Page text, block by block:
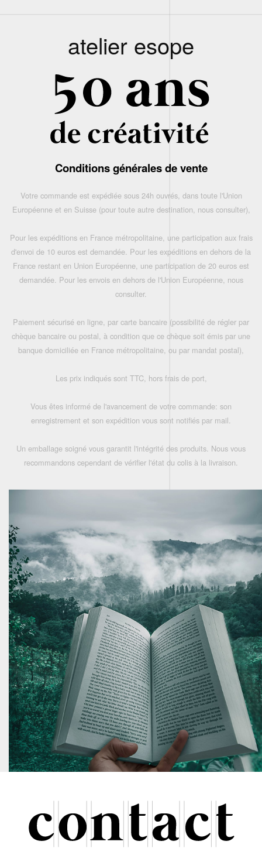
atelier esope
Conditions générales de vente
Votre commande est expédiée sous 24h ouvrés, dans toute l'Union
Européenne et en Suisse (pour toute autre destination, nous consulter),
Pour les expéditions en France métropolitaine, une participation aux frais
d'envoi de 10 euros est demandée. Pour les expéditions en dehors de la
France restant en Union Européenne, une participation de 20 euros est
demandée. Pour les envois en dehors de l'Union Européenne, nous
consulter.
Paiement sécurisé en ligne, par carte bancaire (possibilité de régler par
chèque bancaire ou postal, à condition que ce chèque soit émis par une
banque domiciliée en France métropolitaine, ou par mandat postal),
Les prix indiqués sont TTC, hors frais de port,
Vous êtes informé de l'avancement de votre commande: son
enregistrement et son expédition vous sont notifiés par mail.
Un emballage soigné vous garantit l'intégrité des produits. Nous vous
recommandons cependant de vérifier l'état du colis à la livraison.